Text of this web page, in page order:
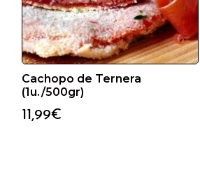
Cachopo de Ternera
(1u./500gr)
11,99€